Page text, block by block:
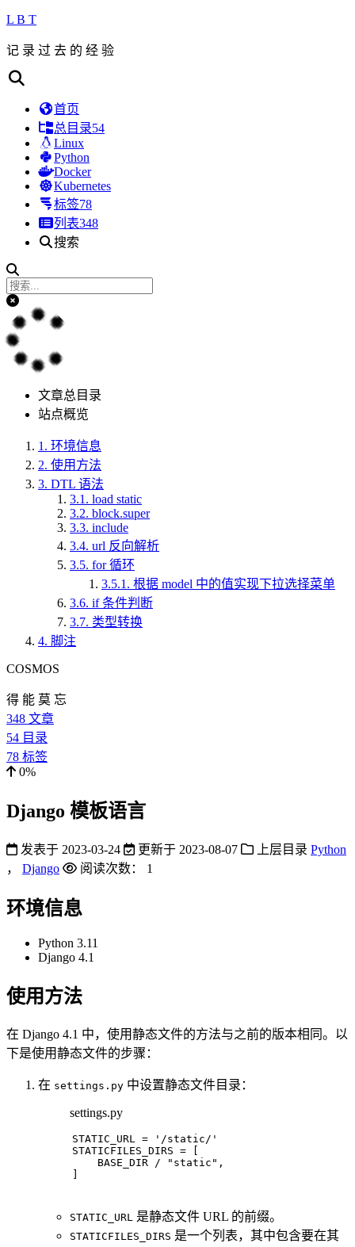
L B T
记 录 过 去 的 经 验
首页
总目录54
Linux
Python
Docker
Kubernetes
标签78
列表348
搜索
文章总目录
站点概览
1. 环境信息
2. 使用方法
3. DTL 语法
3.1. load static
3.2. block.super
3.3. include
3.4. url 反向解析
3.5. for 循环
3.5.1. 根据 model 中的值实现下拉选择菜单
3.6. if 条件判断
3.7. 类型转换
4. 脚注
COSMOS
得 能 莫 忘
348 文章
54 目录
78 标签
0%
Django 模板语言
发表于 2023-03-24 更新于 2023-08-07 上层目录 Python
， Django 阅读次数： 1
环境信息
Python 3.11
Django 4.1
使用方法
在 Django 4.1 中，使用静态文件的方法与之前的版本相同。以
下是使用静态文件的步骤：
在 settings.py 中设置静态文件目录：
settings.py
STATIC_URL =
'/static/'
STATICFILES_DIRS = [
    BASE_DIR /
"static" ,
STATIC_URL 是静态文件 URL 的前缀。
STATICFILES_DIRS 是一个列表，其中包含要在其